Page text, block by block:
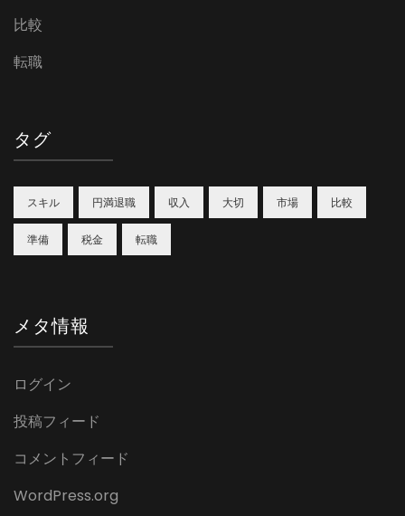
比較
転職
タグ
スキル 円満退職 収入 大切 市場 比較
準備 税金 転職
メタ情報
ログイン
投稿フィード
コメントフィード
WordPress.org